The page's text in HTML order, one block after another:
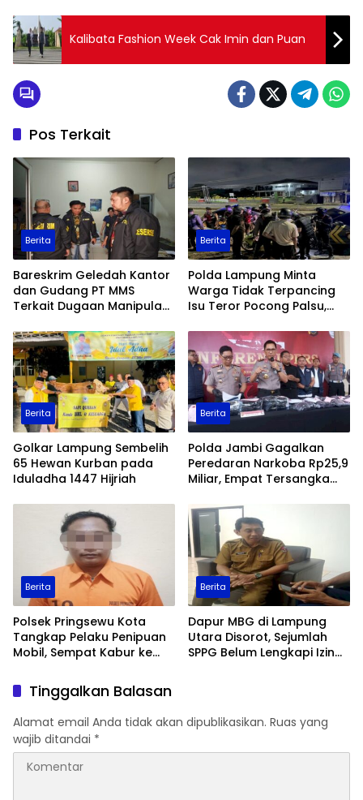
Kalibata Fashion Week Cak Imin dan Puan
Pos Terkait
Berita
Bareskrim Geledah Kantor
dan Gudang PT MMS
Terkait Dugaan Manipulasi
Berita
Polda Lampung Minta
Warga Tidak Terpancing
Isu Teror Pocong Palsu,
Ditingkatkan
Berita
Golkar Lampung Sembelih
65 Hewan Kurban pada
Iduladha 1447 Hijriah
Berita
Polda Jambi Gagalkan
Peredaran Narkoba Rp25,9
Miliar, Empat Tersangka
Berita
Polsek Pringsewu Kota
Tangkap Pelaku Penipuan
Mobil, Sempat Kabur ke
Berita
Dapur MBG di Lampung
Utara Disorot, Sejumlah
SPPG Belum Lengkapi Izin
Tinggalkan Balasan
Alamat email Anda tidak akan dipublikasikan. Ruas yang
wajib ditandai *